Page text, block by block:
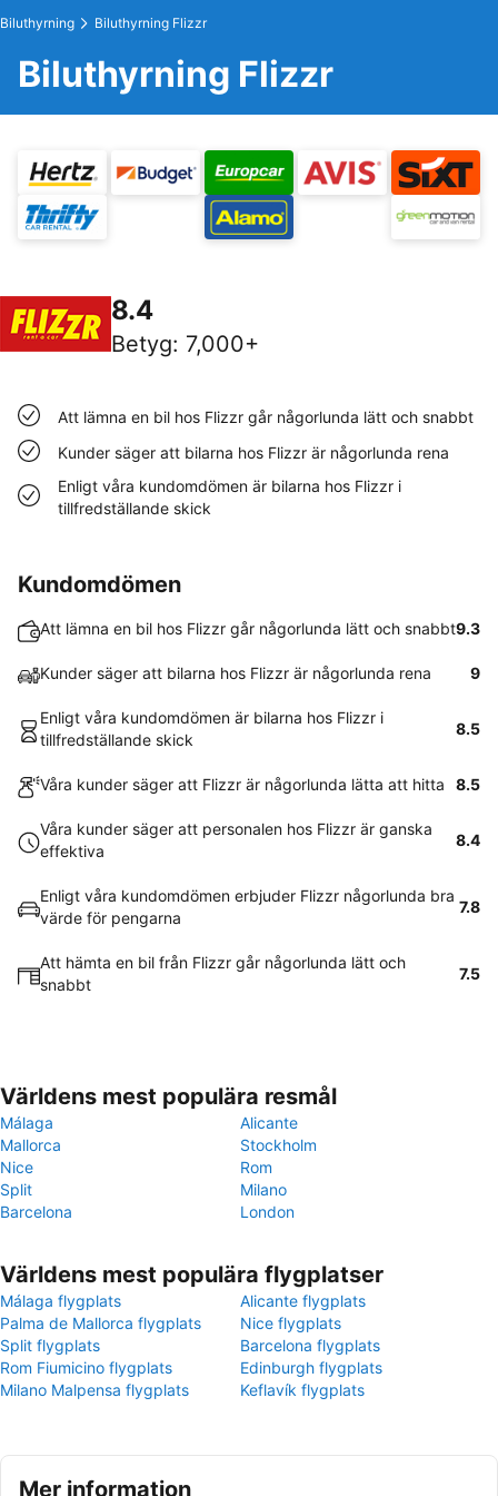
Biluthyrning Biluthyrning Flizzr
Biluthyrning Flizzr
8.4
Betyg: 7,000+
Att lämna en bil hos Flizzr går någorlunda lätt och snabbt
Kunder säger att bilarna hos Flizzr är någorlunda rena
Enligt våra kundomdömen är bilarna hos Flizzr i
tillfredställande skick
Kundomdömen
Att lämna en bil hos Flizzr går någorlunda lätt och snabbt9.3
Kunder säger att bilarna hos Flizzr är någorlunda rena 9
Enligt våra kundomdömen är bilarna hos Flizzr i
tillfredställande skick
8.5
Våra kunder säger att Flizzr är någorlunda lätta att hitta 8.5
Våra kunder säger att personalen hos Flizzr är ganska
effektiva
8.4
Enligt våra kundomdömen erbjuder Flizzr någorlunda bra
värde för pengarna
7.8
Att hämta en bil från Flizzr går någorlunda lätt och
snabbt
7.5
Världens mest populära resmål
Málaga
Alicante
Mallorca
Stockholm
Nice
Rom
Split
Milano
Barcelona
London
Världens mest populära flygplatser
Málaga flygplats
Alicante flygplats
Palma de Mallorca flygplats
Nice flygplats
Split flygplats
Barcelona flygplats
Rom Fiumicino flygplats
Edinburgh flygplats
Milano Malpensa flygplats
Keflavík flygplats
Mer information